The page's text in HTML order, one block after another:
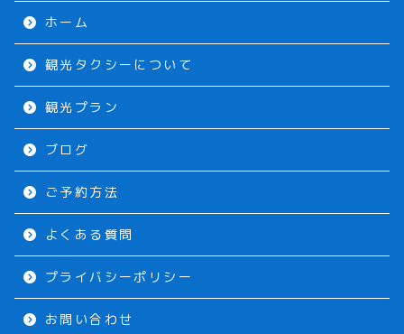
ホーム
観光タクシーについて
観光プラン
ブログ
ご予約方法
よくある質問
プライバシーポリシー
お問い合わせ